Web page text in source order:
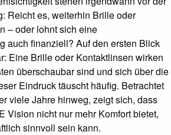
Reicht es, weiterhin Brille oder
– oder lohnt sich eine
auch finanziell? Auf den ersten Blick
Eine Brille oder Kontaktlinsen wirken
überschaubar sind und sich über die
Eindruck täuscht häufig. Betrachtet
viele Jahre hinweg, zeigt sich, dass
Vision nicht nur mehr Komfort bietet,
sinnvoll sein kann.